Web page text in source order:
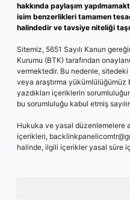
hakkında paylaşım
isim benzerlikleri tamamen
halindedir ve tavsiye niteliği
Sitemiz, 5651 Sayılı Kanun
Kurumu (BTK) tarafından
vermektedir. Bu nedenle,
veya araştırma yükümlülüğümüz
yazdıkları içeriklerin
bu sorumluluğu kabul etmiş
Hukuka ve yasal düzenlemelere
içerikleri,
halinde, ilgili içerikler yasal süre